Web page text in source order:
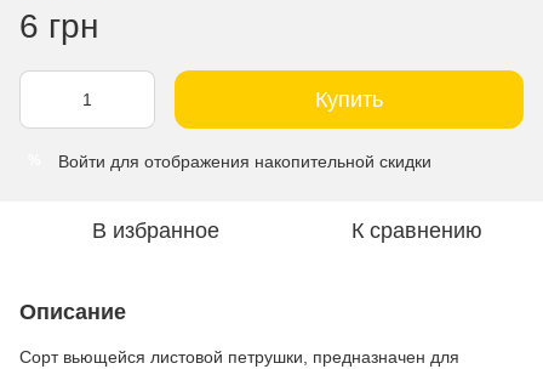
6 грн
Купить
Войти для отображения накопительной скидки
В избранное К сравнению
Описание
Сорт вьющейся листовой петрушки, предназначен для